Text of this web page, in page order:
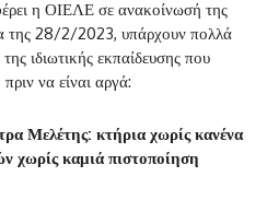
η ΟΙΕΛΕ σε ανακοίνωσή της
της 28/2/2023, υπάρχουν πολλά
ιδιωτικής εκπαίδευσης που
να είναι αργά:
Μελέτης: κτήρια χωρίς κανένα
χωρίς καμιά πιστοποίηση